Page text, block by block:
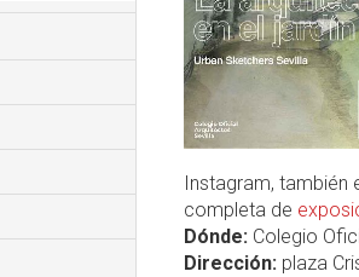
Instagram, también
completa de
Dónde: Colegio
Dirección: plaza